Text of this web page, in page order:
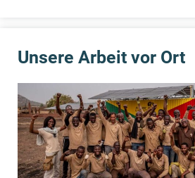
Unsere Arbeit vor Ort